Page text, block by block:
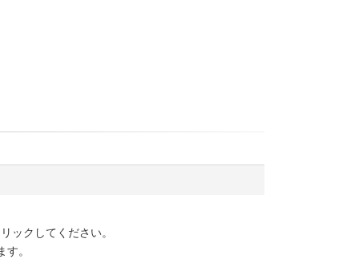
ックしてください。
。